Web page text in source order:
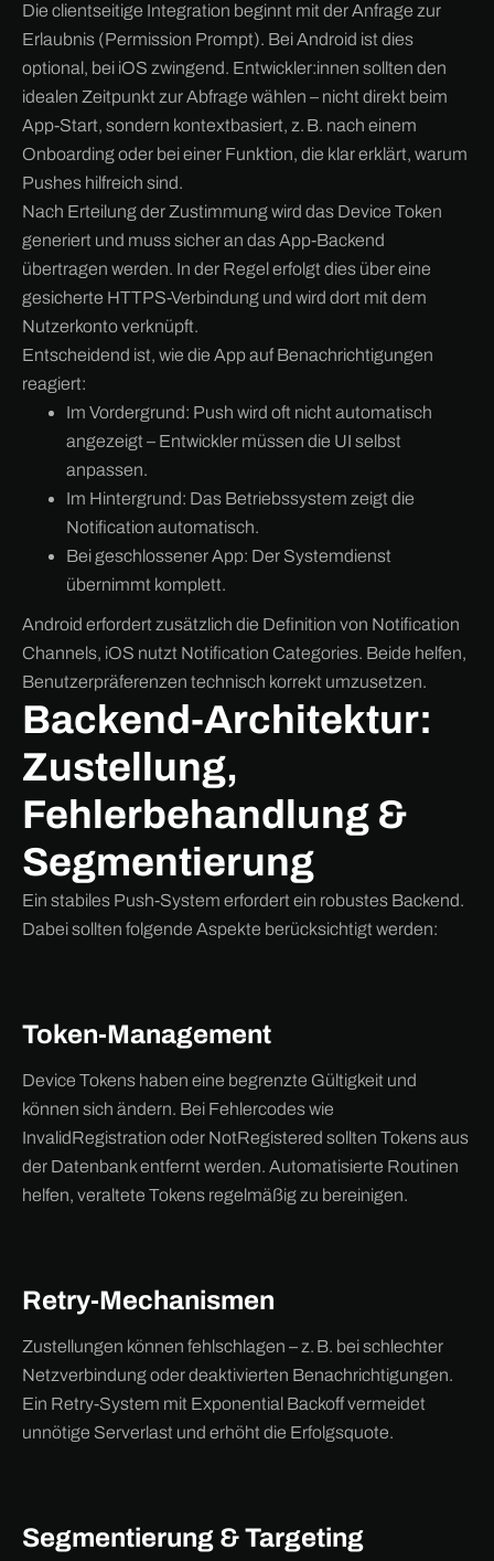
Die clientseitige Integration beginnt mit der Anfrage zur
Erlaubnis (Permission Prompt). Bei Android ist dies
optional, bei iOS zwingend. Entwickler:innen sollten den
idealen Zeitpunkt zur Abfrage wählen – nicht direkt beim
App-Start, sondern kontextbasiert, z. B. nach einem
Onboarding oder bei einer Funktion, die klar erklärt, warum
Pushes hilfreich sind.
Nach Erteilung der Zustimmung wird das Device Token
generiert und muss sicher an das App-Backend
übertragen werden. In der Regel erfolgt dies über eine
gesicherte HTTPS-Verbindung und wird dort mit dem
Nutzerkonto verknüpft.
Entscheidend ist, wie die App auf Benachrichtigungen
reagiert:
Im Vordergrund: Push wird oft nicht automatisch
angezeigt – Entwickler müssen die UI selbst
anpassen.
Im Hintergrund: Das Betriebssystem zeigt die
Notification automatisch.
Bei geschlossener App: Der Systemdienst
übernimmt komplett.
Android erfordert zusätzlich die Definition von Notification
Channels, iOS nutzt Notification Categories. Beide helfen,
Benutzerpräferenzen technisch korrekt umzusetzen.
Backend-Architektur:
Zustellung,
Fehlerbehandlung &
Segmentierung
Ein stabiles Push-System erfordert ein robustes Backend.
Dabei sollten folgende Aspekte berücksichtigt werden:
Token-Management
Device Tokens haben eine begrenzte Gültigkeit und
können sich ändern. Bei Fehlercodes wie
InvalidRegistration oder NotRegistered sollten Tokens aus
der Datenbank entfernt werden. Automatisierte Routinen
helfen, veraltete Tokens regelmäßig zu bereinigen.
Retry-Mechanismen
Zustellungen können fehlschlagen – z. B. bei schlechter
Netzverbindung oder deaktivierten Benachrichtigungen.
Ein Retry-System mit Exponential Backoff vermeidet
unnötige Serverlast und erhöht die Erfolgsquote.
Segmentierung & Targeting